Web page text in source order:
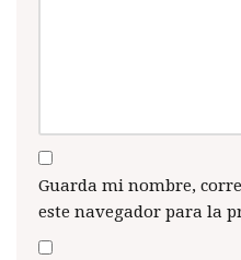
Guarda mi nombre,
este navegador para la